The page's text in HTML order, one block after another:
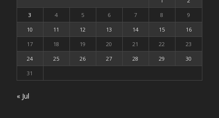
3
4 5 6 7 8
9
10
11 12 13 14 15
16
17
18 19 20 21 22
23
24
25 26 27 28 29
30
31
« Jul